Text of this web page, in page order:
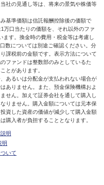
社の見通し等は、将来の景気や株価等
基準価額は信託報酬控除後の価額で
万口当たりの価額を、それ以外のファ
ます。換金時の費用・税金等は考慮し
数については別途ご確認ください。分
課税前の金額です。表示方法について
ファンドは整数部のみとしているた
とがあります。
あるいは分配金が支払われない場合が
ありません。また、預金保険機構およ
せん。加えて証券会社を通して購入し
りません。購入金額については元本保
資した資産の価値が減少して購入金額
購入者が負担することとなります。
明
明
いて